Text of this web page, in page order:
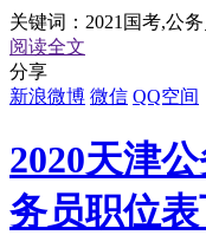
关键词： 2021国考,公
阅读全文
分享
新浪微博 微信 QQ空间
2020天津
务员职位